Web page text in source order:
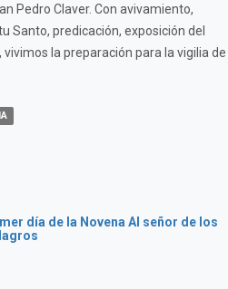
Pedro Claver. Con avivamiento,
Santo, predicación, exposición del
la preparación para la vigilia de
día de la Novena Al señor de los